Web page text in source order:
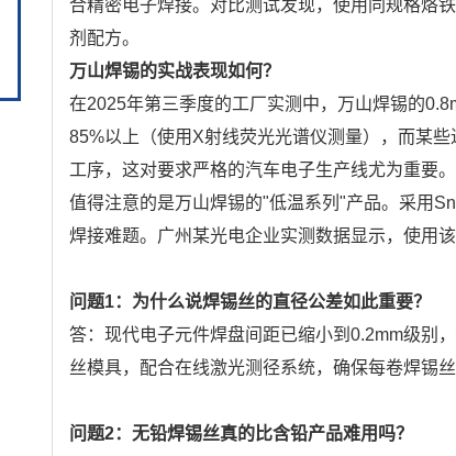
合精密电子焊接。对比测试发现，使用同规格烙
剂配方。
万山焊锡的实战表现如何？
在2025年第三季度的工厂实测中，万山焊锡的
85%以上（使用X射线荧光光谱仪测量），而某
工序，这对要求严格的汽车电子生产线尤为重要。
值得注意的是万山焊锡的"低温系列"产品。采用
焊接难题。广州某光电企业实测数据显示，使用
问题1：为什么说焊锡丝的直径公差如此重要？
答：现代电子元件焊盘间距已缩小到0.2mm级别
丝模具，配合在线激光测径系统，确保每卷焊锡
问题2：无铅焊锡丝真的比含铅产品难用吗？